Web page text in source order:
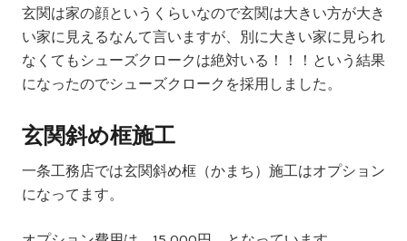
玄関は家の顔というくらいなので玄関は大きい方が大き
い家に見えるなんて言いますが、別に大きい家に見られ
なくてもシューズクロークは絶対いる！！！という結果
になったのでシューズクロークを採用しました。
玄関斜め框施工
一条工務店では玄関斜め框（かまち）施工はオプション
になってます。